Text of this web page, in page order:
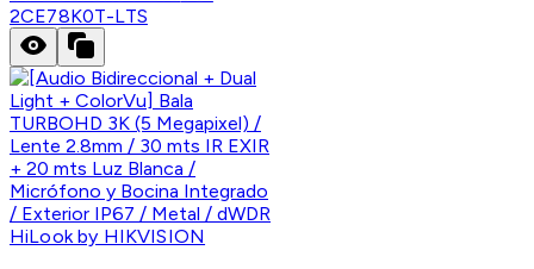
2CE78K0T-LTS
HiLook by HIKVISION